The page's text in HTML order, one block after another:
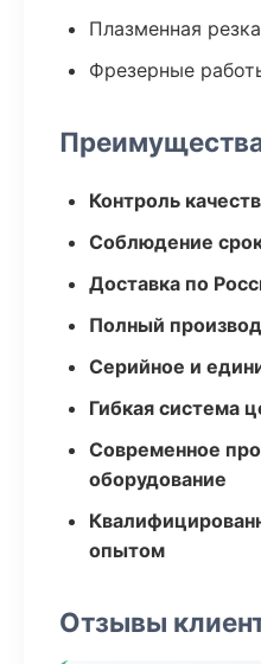
Плазменная резка
Фрезерные
Контроль
Соблюдение
Доставка по
Полный
Серийное и
Гибкая система
Современное
оборудование
опытом
Отзывы